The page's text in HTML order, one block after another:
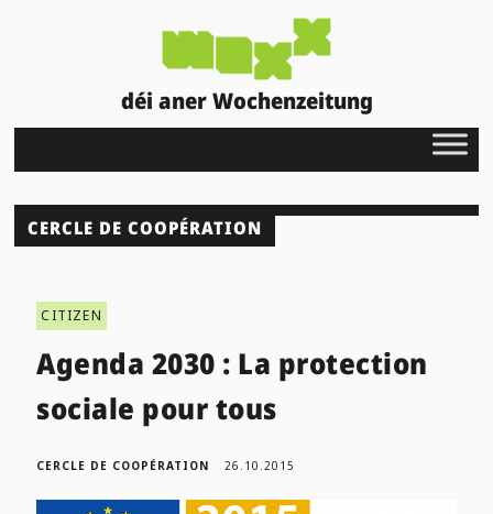
déi aner Wochenzeitung
CERCLE DE COOPÉRATION
CITIZEN
Agenda 2030 : La protection
sociale pour tous
CERCLE DE COOPÉRATION 26.10.2015